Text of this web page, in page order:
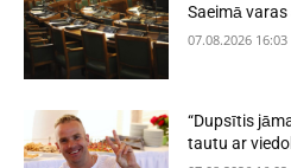
Saeimā
07.08.2026 16:03
“Dupsītis
tautu ar